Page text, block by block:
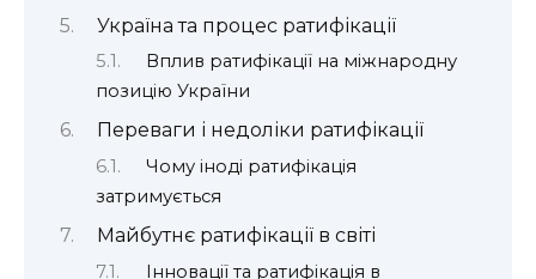
Україна та процес ратифікації
Вплив ратифікації на міжнародну
позицію України
Переваги і недоліки ратифікації
Чому іноді ратифікація
затримується
Майбутнє ратифікації в світі
Інновації та ратифікація в